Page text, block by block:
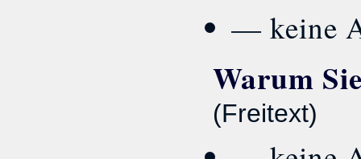
— keine
Warum
(Freitext)